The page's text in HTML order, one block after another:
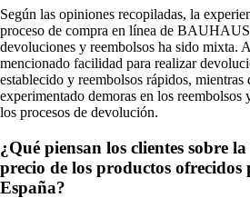
Según las opiniones recopiladas, la
proceso de compra en línea de BAUHAUS
devoluciones y reembolsos ha sido mixta.
mencionado facilidad para realizar
establecido y reembolsos rápidos, mientras
experimentado demoras en los reembolsos
los procesos de devolución.
¿Qué piensan los clientes sobre
precio de los productos
España?